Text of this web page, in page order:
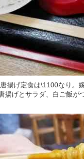
揚げ定食は\1100なり。
揚げとサラダ、白ご飯が